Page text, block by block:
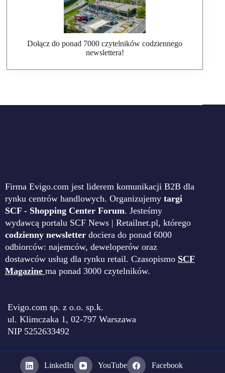
Dołącz do ponad 7000 czytelników codziennego
newslettera!
Firma Evigo.com jest liderem komunikacji B2B dla
rynku centrów handlowych. Organizujemy targi
SCF - Shopping Center Forum. Jesteśmy
wydawcą portalu SCF News | Retailnet.pl, którego
codzienny newsletter dociera do ponad 6000
odbiorców: najemców, deweloperów oraz
dostawców usług dla rynku retail. Czasopismo SCF
Magazine ma ponad 3000 czytelników.
Evigo.com sp. z o.o. sp.k.
ul. Klimczaka 1, 02-797 Warszawa
NIP 5252633492
LinkedIn YouTube Facebook